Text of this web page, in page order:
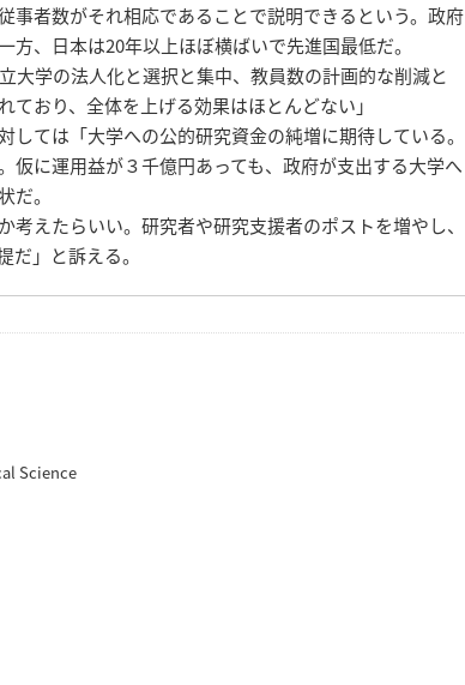
者数がそれ相応であることで説明できるという。政府
、日本は20年以上ほぼ横ばいで先進国最低だ。
学の法人化と選択と集中、教員数の計画的な削減と
おり、全体を上げる効果はほとんどない」
ては「大学への公的研究資金の純増に期待している。
に運用益が３千億円あっても、政府が支出する大学へ
だ。
えたらいい。研究者や研究支援者のポストを増やし、
」と訴える。
Science